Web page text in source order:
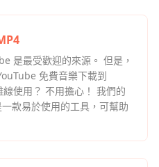
是最受歡迎的來源。 但是，
免費音樂下載到
使用？ 不用擔心！ 我們的
一款易於使用的工具，可幫助